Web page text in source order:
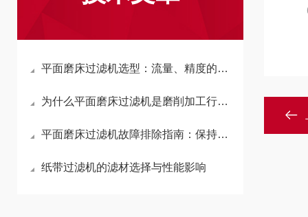
平面磨床过滤机选型：流量、精度的平衡艺术
为什么平面磨床过滤机是磨削加工行业的关键？
平面磨床过滤机故障排除指南：保持生产效率
纸带过滤机的滤材选择与性能影响
6